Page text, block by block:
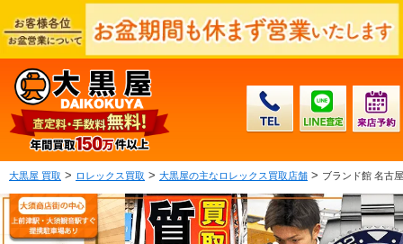
大黒屋 買取 > ロレックス買取 > 大黒屋の主なロレックス買取店舗 > ブランド館 名古